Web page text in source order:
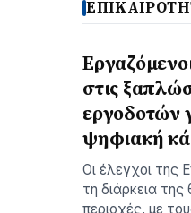
στις
εργοδοτών
ψηφιακή
Οι έλεγχοι της
τη διάρκεια της
περιοχές, με